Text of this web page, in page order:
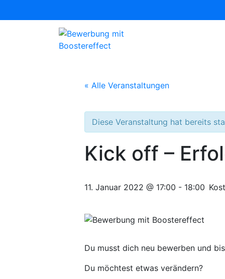
Inhalt
« Alle Veranstaltungen
Diese Veranstaltung hat bereits
Kick off –
11. Januar 2022 @ 17:00 - 18:00
Du musst dich neu bewerben und
Du möchtest etwas verändern?